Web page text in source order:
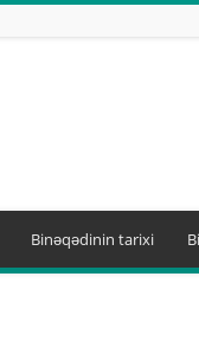
Binəqədinin tarixi